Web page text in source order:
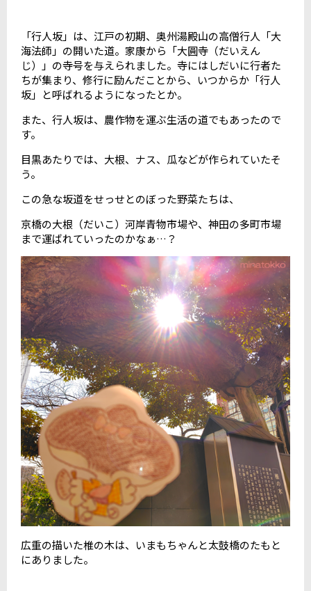
「行人坂」は、江戸の初期、奥州湯殿山の高僧行人「大
海法師」の開いた道。家康から「大圓寺（だいえん
じ）」の寺号を与えられました。寺にはしだいに行者た
ちが集まり、修行に励んだことから、いつからか「行人
坂」と呼ばれるようになったとか。
また、行人坂は、農作物を運ぶ生活の道でもあったので
す。
目黒あたりでは、大根、ナス、瓜などが作られていたそ
う。
この急な坂道をせっせとのぼった野菜たちは、
京橋の大根（だいこ）河岸青物市場や、神田の多町市場
まで運ばれていったのかなぁ…？
広重の描いた椎の木は、いまもちゃんと太鼓橋のたもと
にありました。